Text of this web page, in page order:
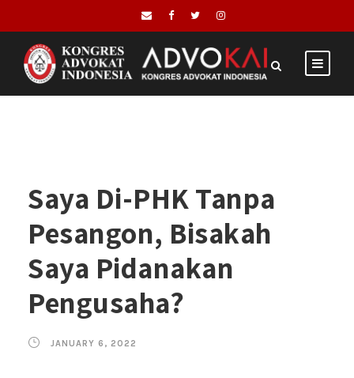
Saya Di-PHK Tanpa
Pesangon, Bisakah
Saya Pidanakan
Pengusaha?
JANUARY 6, 2022